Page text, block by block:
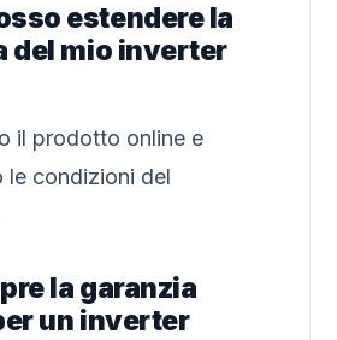
estendere la
del mio inverter
il prodotto online e
le condizioni del
la garanzia
un inverter